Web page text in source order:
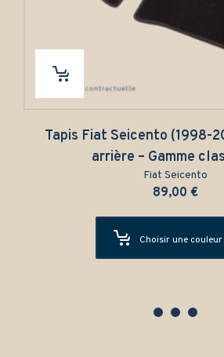
Tapis Fiat Seicento (1998-
arrière – Gamme
Fiat Seicento
89,00 €
Choisir une couleur